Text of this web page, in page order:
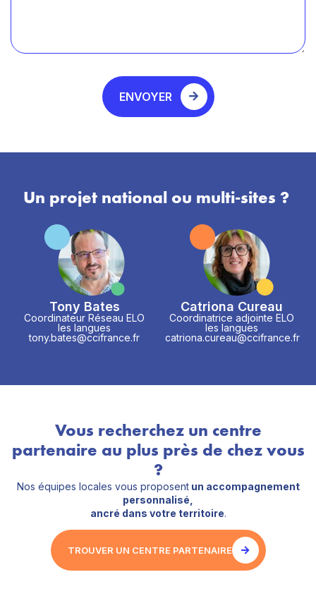
ENVOYER
Un projet national ou multi-sites ?
Tony Bates
Coordinateur Réseau ELO
les langues
tony.bates@ccifrance.fr
Catriona Cureau
Coordinatrice adjointe ELO
les langues
catriona.cureau@ccifrance.fr
Vous recherchez un centre
partenaire au plus près de chez vous
?
Nos équipes locales vous proposentun accompagnement
personnalisé,
ancré dans votre territoire.
TROUVER UN CENTRE PARTENAIRE